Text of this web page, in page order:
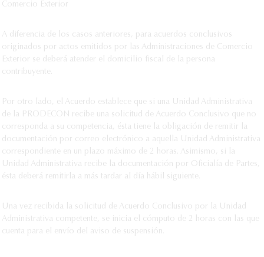
Comercio Exterior
A diferencia de los casos anteriores, para acuerdos conclusivos
originados por actos emitidos por las Administraciones de Comercio
Exterior se deberá atender el domicilio fiscal de la persona
contribuyente.
Por otro lado, el Acuerdo establece que si una Unidad Administrativa
de la PRODECON recibe una solicitud de Acuerdo Conclusivo que no
corresponda a su competencia, ésta tiene la obligación de remitir la
documentación por correo electrónico a aquella Unidad Administrativa
correspondiente en un plazo máximo de 2 horas. Asimismo, si la
Unidad Administrativa recibe la documentación por Oficialía de Partes,
ésta deberá remitirla a más tardar al día hábil siguiente.
Una vez recibida la solicitud de Acuerdo Conclusivo por la Unidad
Administrativa competente, se inicia el cómputo de 2 horas con las que
cuenta para el envío del aviso de suspensión.